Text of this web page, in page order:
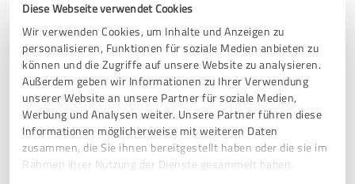
Diese Webseite verwendet Cookies
Wir verwenden Cookies, um Inhalte und Anzeigen zu
personalisieren, Funktionen für soziale Medien anbieten zu
können und die Zugriffe auf unsere Website zu analysieren.
Außerdem geben wir Informationen zu Ihrer Verwendung
unserer Website an unsere Partner für soziale Medien,
Werbung und Analysen weiter. Unsere Partner führen diese
Informationen möglicherweise mit weiteren Daten
zusammen, die Sie ihnen bereitgestellt haben oder die sie im
Rahmen Ihrer Nutzung der Dienste gesammelt haben.
ich freue mich schon auf den nächsten Workshop mit ihr!
Herzlichen Dank für diese wertvolle Erfahrung!
Erfahrungsbericht & Bewertung zu:
Katrin Friedel - Mentorin für wirksame
Kommunikation
18.01.2025 Dirk Kröger